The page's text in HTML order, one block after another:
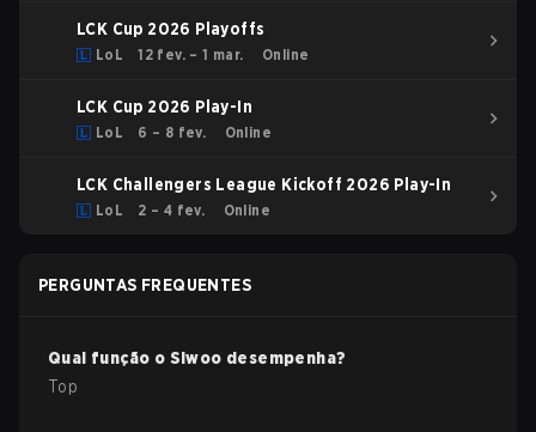
LCK Cup 2026 Playoffs
LoL 12 fev. – 1 mar. Online
LCK Cup 2026 Play-In
LoL 6 – 8 fev. Online
LCK Challengers League Kickoff 2026 Play-In
LoL 2 – 4 fev. Online
PERGUNTAS FREQUENTES
Qual função o Siwoo desempenha?
Top